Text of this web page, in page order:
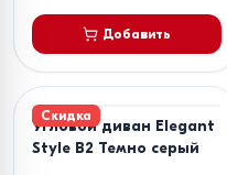
Добавить
Скидка
Угловой диван Elegant
Style B2 Темно серый